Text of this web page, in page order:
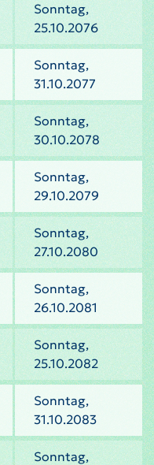
Sonntag,
25.10.2076
Sonntag,
31.10.2077
Sonntag,
30.10.2078
Sonntag,
29.10.2079
Sonntag,
27.10.2080
Sonntag,
26.10.2081
Sonntag,
25.10.2082
Sonntag,
31.10.2083
Sonntag,